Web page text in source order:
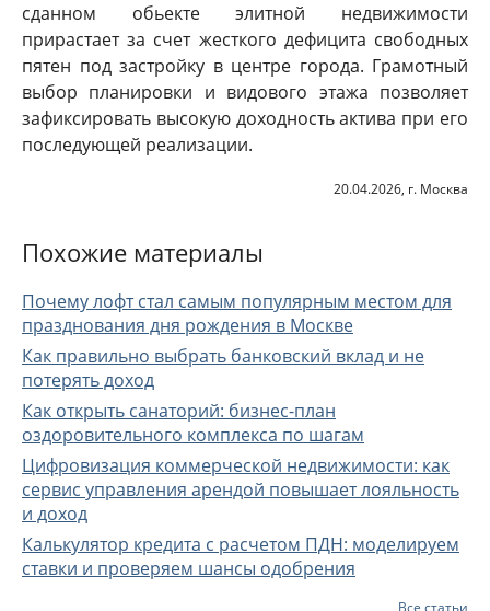
сданном обьекте элитной недвижимости
прирастает за счет жесткого дефицита свободных
пятен под застройку в центре города. Грамотный
выбор планировки и видового этажа позволяет
зафиксировать высокую доходность актива при его
последующей реализации.
20.04.2026, г. Москва
Похожие материалы
Почему лофт стал самым популярным местом для
празднования дня рождения в Москве
Как правильно выбрать банковский вклад и не
потерять доход
Как открыть санаторий: бизнес-план
оздоровительного комплекса по шагам
Цифровизация коммерческой недвижимости: как
сервис управления арендой повышает лояльность
и доход
Калькулятор кредита с расчетом ПДН: моделируем
ставки и проверяем шансы одобрения
Все статьи